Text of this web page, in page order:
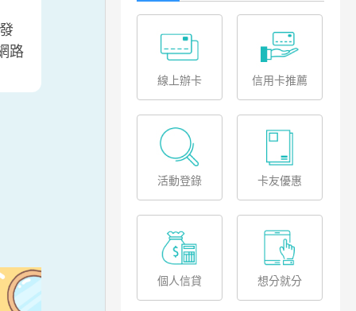
路
線上辦卡 信用卡推薦
活動登錄 卡友優惠
個人信貸 想分就分